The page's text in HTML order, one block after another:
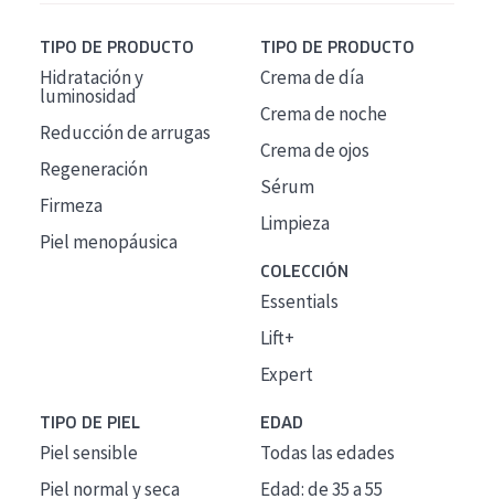
TIPO DE PRODUCTO
Hidratación y
luminosidad
Reducción de arrugas
Regeneración
Firmeza
Piel menopáusica
TIPO DE PRODUCTO
Crema de día
Crema de noche
Crema de ojos
Sérum
Limpieza
COLECCIÓN
Essentials
Lift+
Expert
TIPO DE PIEL
Piel sensible
Piel normal y seca
EDAD
Todas las edades
Edad: de 35 a 55